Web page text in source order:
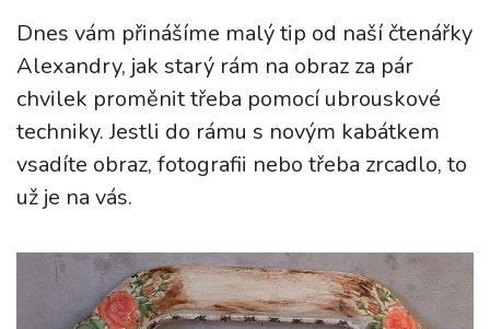
Dnes vám přinášíme malý tip od naší čtenářky
Alexandry, jak starý rám na obraz za pár
chvilek proměnit třeba pomocí ubrouskové
techniky. Jestli do rámu s novým kabátkem
vsadíte obraz, fotografii nebo třeba zrcadlo, to
už je na vás.